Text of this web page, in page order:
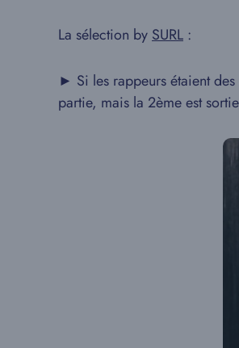
La sélection by SURL :
► Si les rappeurs étaient
partie, mais la 2ème est